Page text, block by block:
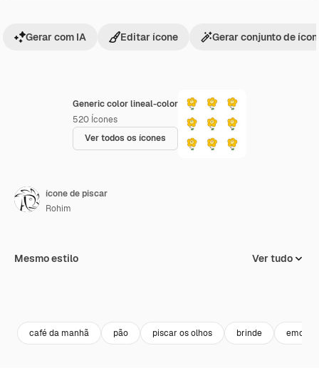
Generic color lineal-color
520 Ícones
Ver todos os ícones
Gerar com IA Editar ícone Gerar conjunto de
ícone de piscar
Rohim
Mesmo estilo Ver tudo
café da manhã pão piscar os olhos brinde